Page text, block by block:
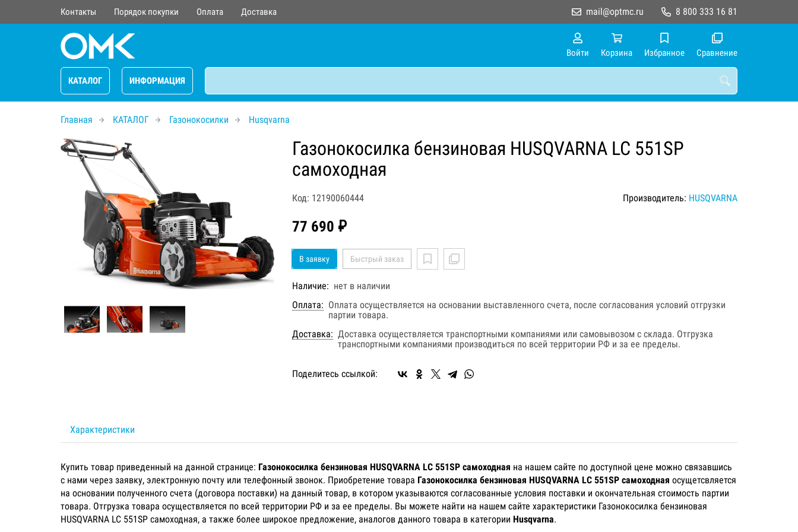
Контакты Порядок покупки Оплата Доставка 8 800 333 16 81
mail@optmc.ru
Войти Корзина Избранное Сравнение
КАТАЛОГ ИНФОРМАЦИЯ
Главная КАТАЛОГ Газонокосилки Husqvarna
Газонокосилка бензиновая HUSQVARNA LC 551SP
самоходная
Код: 12190060444 Производитель: HUSQVARNA
77 690 ₽
В заявку Быстрый заказ
Наличие: нет в наличии
Оплата: Оплата осуществляется на основании выставленного счета, после согласования условий отгрузки
партии товара.
Доставка: Доставка осуществляется транспортными компаниями или самовывозом с склада. Отгрузка
транспортными компаниями производиться по всей территории РФ и за ее пределы.
Поделитесь ссылкой:
Характеристики
Купить товар приведенный на данной странице: Газонокосилка бензиновая HUSQVARNA LC 551SP самоходная на нашем сайте по доступной цене можно связавшись
с нами через заявку, электронную почту или телефонный звонок. Приобретение товара Газонокосилка бензиновая HUSQVARNA LC 551SP самоходная осущетсвляется
на основании полученного счета (договора поставки) на данный товар, в котором указываются согласованные условия поставки и окончательная стоимость партии
товара. Отгрузка товара осуществляется по всей территории РФ и за ее пределы. Вы можете найти на нашем сайте характеристики Газонокосилка бензиновая
HUSQVARNA LC 551SP самоходная, а также более широкое предложение, аналогов данного товара в категории Husqvarna.